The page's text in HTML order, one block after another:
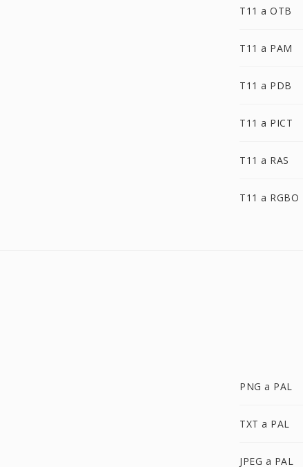
T11 a OTB
T11 a PAM
T11 a PDB
T11 a PICT
T11 a RAS
T11 a RGBO
PNG a PAL
TXT a PAL
JPEG a PAL